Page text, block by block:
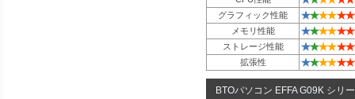
グラフィック性能 ★★★★★★
メモリ性能 ★★★★★★
ストレージ性能 ★★★★★★
拡張性 ★★★★★★
BTOパソコン EFFA G09K シリ